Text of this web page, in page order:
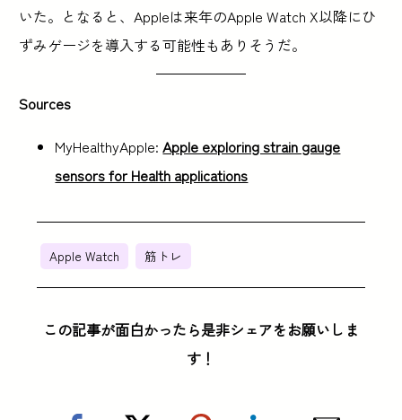
いた。となると、Appleは来年のApple Watch X以降にひ
ずみゲージを導入する可能性もありそうだ。
Sources
MyHealthyApple:Apple exploring strain gauge
sensors for Health applications
Apple Watch 筋トレ
この記事が面白かったら是非シェアをお願いしま
す！